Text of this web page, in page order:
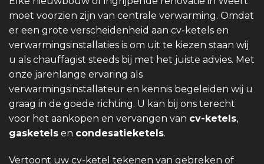
moet voorzien zijn van centrale verwarming. Omdat
er een grote verscheidenheid aan cv-ketels en
verwarmingsinstallaties is om uit te kiezen staan wij
u als chauffagist steeds bij met het juiste advies. Met
onze jarenlange ervaring als
verwarmingsinstallateur en kennis begeleiden wij u
graag in de goede richting. U kan bij ons terecht
voor het aankopen en vervangen van cv-ketels,
gasketels en condesatieketels.
Vertoont uw cv-ketel tekenen van gebreken of